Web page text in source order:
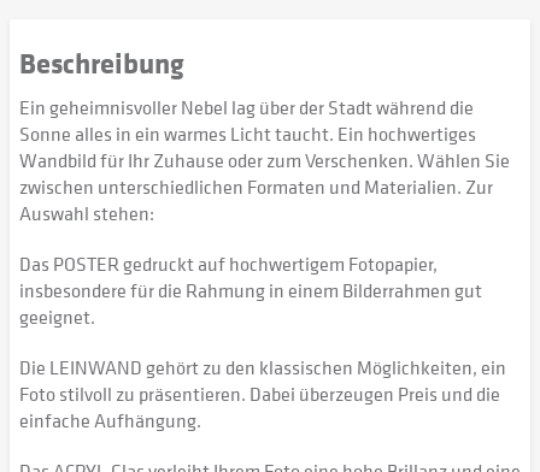
Beschreibung
Ein geheimnisvoller Nebel lag über der Stadt während die
Sonne alles in ein warmes Licht taucht. Ein hochwertiges
Wandbild für Ihr Zuhause oder zum Verschenken. Wählen Sie
zwischen unterschiedlichen Formaten und Materialien. Zur
Auswahl stehen:
Das POSTER gedruckt auf hochwertigem Fotopapier,
insbesondere für die Rahmung in einem Bilderrahmen gut
geeignet.
Die LEINWAND gehört zu den klassischen Möglichkeiten, ein
Foto stilvoll zu präsentieren. Dabei überzeugen Preis und die
einfache Aufhängung.